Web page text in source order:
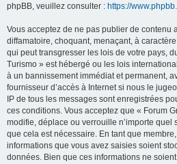
phpBB, veuillez consulter : https://
Vous acceptez de ne pas publier de contenu
diffamatoire, choquant, menaçant, à
qui peut transgresser les lois de votre pays,
Turismo » est hébergé ou les lois
à un bannissement immédiat et permanent,
fournisseur d’accès à Internet si nous le
IP de tous les messages sont enregistrées
ces conditions. Vous acceptez que « Forum
modifie, déplace ou verrouille n’importe quel
que cela est nécessaire. En tant que
informations que vous avez saisies soient
données. Bien que ces informations ne